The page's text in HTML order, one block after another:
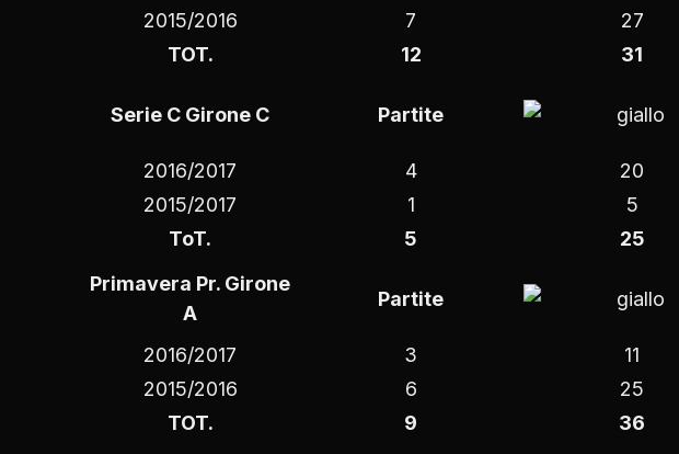
2015/2016
7 27
TOT.
12 31
Serie C Girone C Partite
2016/2017 4 20
2015/2017
1 5
ToT.
5 25
Primavera Pr. Girone
A
Partite
2016/2017 3 11
2015/2016
6 25
TOT.
9 36